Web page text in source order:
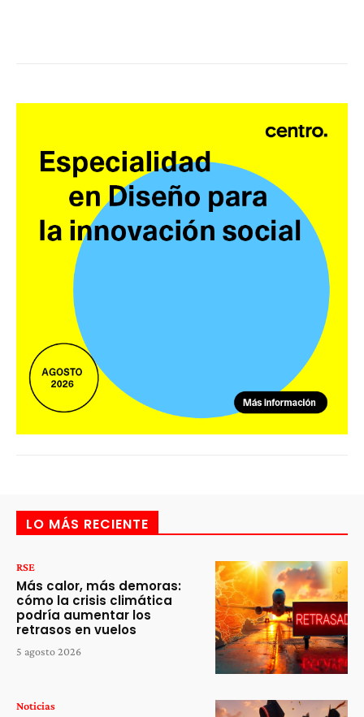
LO MÁS RECIENTE
RSE
Más calor, más demoras:
cómo la crisis climática
podría aumentar los
retrasos en vuelos
5 agosto 2026
Noticias